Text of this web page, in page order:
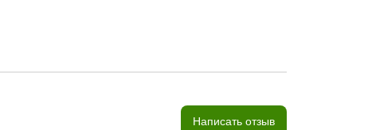
Написать отзыв